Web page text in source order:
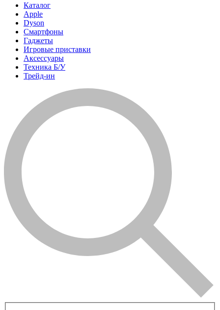
Каталог
Apple
Dyson
Смартфоны
Гаджеты
Игровые приставки
Аксессуары
Техника Б/У
Трейд-ин